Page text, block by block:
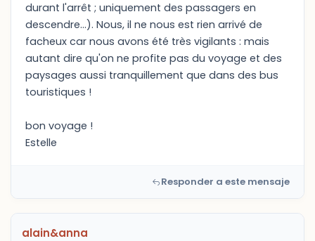
durant l'arrêt ; uniquement des passagers en
descendre...). Nous, il ne nous est rien arrivé de
facheux car nous avons été très vigilants : mais
autant dire qu'on ne profite pas du voyage et des
paysages aussi tranquillement que dans des bus
touristiques !
bon voyage !
Estelle
Responder a este mensaje
alain&anna